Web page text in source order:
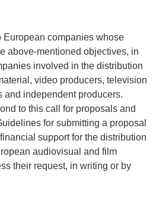
companies whose
above-mentioned objectives, in
involved in the distribution
video producers, television
and independent producers.
to this call for proposals and
for submitting a proposal
support for the distribution
audiovisual and film
their request, in writing or by